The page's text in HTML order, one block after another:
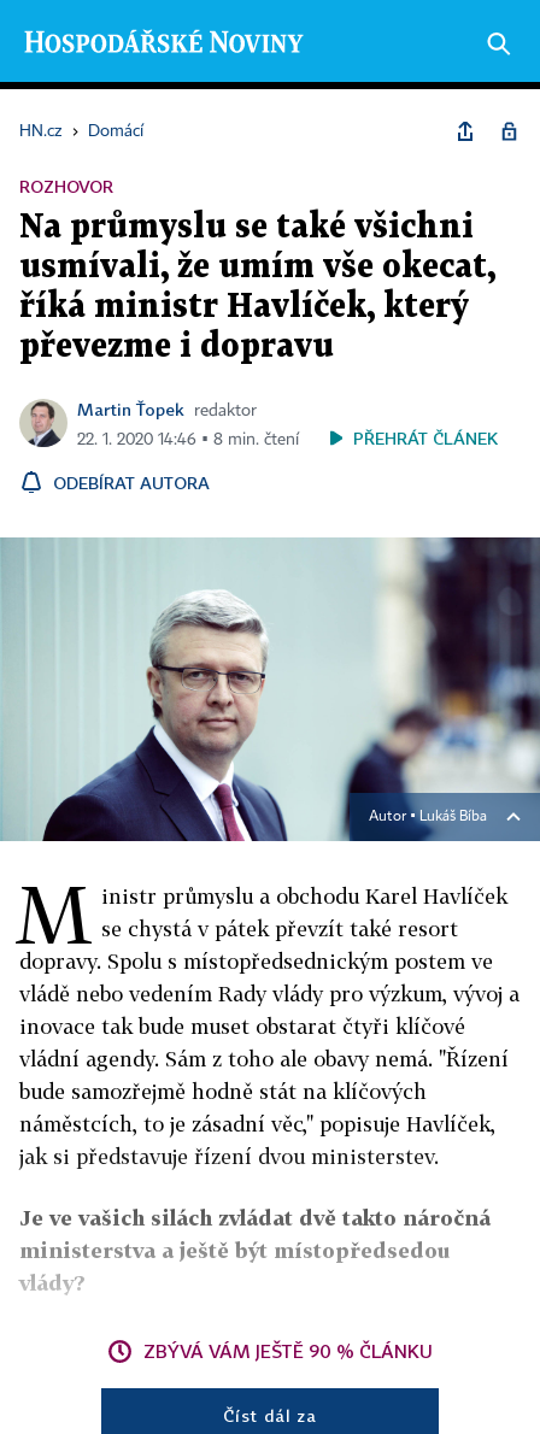
HN.cz › Domácí
ROZHOVOR
Na průmyslu se také všichni
usmívali, že umím vše okecat,
říká ministr Havlíček, který
převezme i dopravu
Martin Ťopek
redaktor
22. 1. 2020 14:46 ▪ 8 min. čtení
PŘEHRÁT ČLÁNEK
ODEBÍRAT AUTORA
Autor ▪Lukáš Bíba
M inistr průmyslu a obchodu Karel Havlíček
se chystá v pátek převzít také resort
dopravy. Spolu s místopředsednickým postem ve
vládě nebo vedením Rady vlády pro výzkum, vývoj a
inovace tak bude muset obstarat čtyři klíčové
vládní agendy. Sám z toho ale obavy nemá. "Řízení
bude samozřejmě hodně stát na klíčových
náměstcích, to je zásadní věc," popisuje Havlíček,
jak si představuje řízení dvou ministerstev.
Je ve vašich silách zvládat dvě takto náročná
ministerstva a ještě být místopředsedou
vlády?
ZBÝVÁ VÁM JEŠTĚ 90 % ČLÁNKU
Číst dál za